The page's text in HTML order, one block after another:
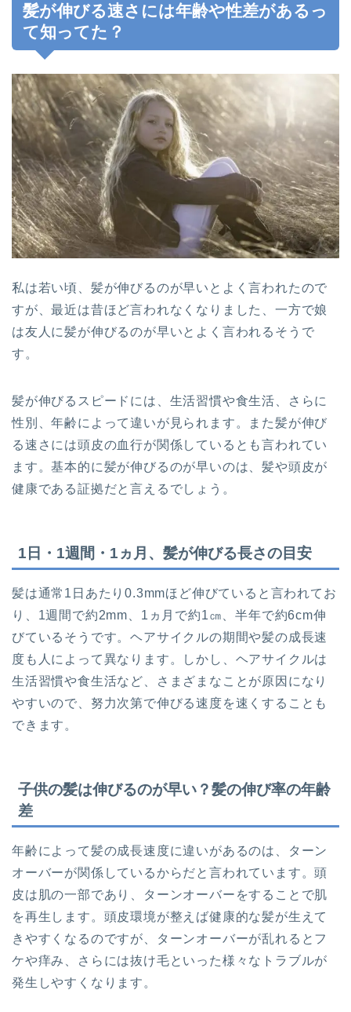
髪が伸びる速さには年齢や性差があるっ
て知ってた？
私は若い頃、髪が伸びるのが早いとよく言われたので
すが、最近は昔ほど言われなくなりました、一方で娘
は友人に髪が伸びるのが早いとよく言われるそうで
す。
髪が伸びるスピードには、生活習慣や食生活、さらに
性別、年齢によって違いが見られます。また髪が伸び
る速さには頭皮の血行が関係しているとも言われてい
ます。基本的に髪が伸びるのが早いのは、髪や頭皮が
健康である証拠だと言えるでしょう。
1日・1週間・1ヵ月、髪が伸びる長さの目安
髪は通常1日あたり0.3mmほど伸びていると言われてお
り、1週間で約2mm、1ヵ月で約1㎝、半年で約6cm伸
びているそうです。ヘアサイクルの期間や髪の成長速
度も人によって異なります。しかし、ヘアサイクルは
生活習慣や食生活など、さまざまなことが原因になり
やすいので、努力次第で伸びる速度を速くすることも
できます。
子供の髪は伸びるのが早い？髪の伸び率の年齢
差
年齢によって髪の成長速度に違いがあるのは、ターン
オーバーが関係しているからだと言われています。頭
皮は肌の一部であり、ターンオーバーをすることで肌
を再生します。頭皮環境が整えば健康的な髪が生えて
きやすくなるのですが、ターンオーバーが乱れるとフ
ケや痒み、さらには抜け毛といった様々なトラブルが
発生しやすくなります。